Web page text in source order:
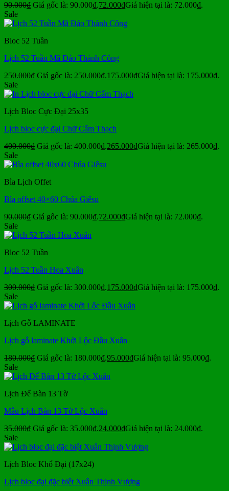
90.000₫ Giá gốc là: 90.000₫.72.000₫Giá hiện tại là: 72.000₫.
Sale
Bloc 52 Tuần
Lịch 52 Tuần Mã Đáo Thành Công
250.000₫ Giá gốc là: 250.000₫.175.000₫Giá hiện tại là: 175.000₫.
Sale
Lịch Bloc Cực Đại 25x35
Lịch bloc cực đại Chữ Cẩm Thạch
400.000₫ Giá gốc là: 400.000₫.265.000₫Giá hiện tại là: 265.000₫.
Sale
Bìa Lịch Offet
Bìa offset 40×60 Chúa Giêsu
90.000₫ Giá gốc là: 90.000₫.72.000₫Giá hiện tại là: 72.000₫.
Sale
Bloc 52 Tuần
Lịch 52 Tuần Hoa Xuân
300.000₫ Giá gốc là: 300.000₫.175.000₫Giá hiện tại là: 175.000₫.
Sale
Lịch Gỗ LAMINATE
Lịch gỗ laminate Khởi Lộc Đầu Xuân
180.000₫ Giá gốc là: 180.000₫.95.000₫Giá hiện tại là: 95.000₫.
Sale
Lịch Để Bàn 13 Tờ
Mẫu Lịch Bàn 13 Tờ Lộc Xuân
35.000₫ Giá gốc là: 35.000₫.24.000₫Giá hiện tại là: 24.000₫.
Sale
Lịch Bloc Khổ Đại (17x24)
Lịch bloc đại đặc biệt Xuân Thịnh Vượng